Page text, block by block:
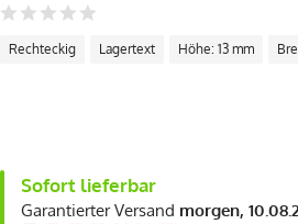
Rechteckig Lagertext Höhe: 13 mm
Sofort lieferbar
Garantierter Versand morgen,